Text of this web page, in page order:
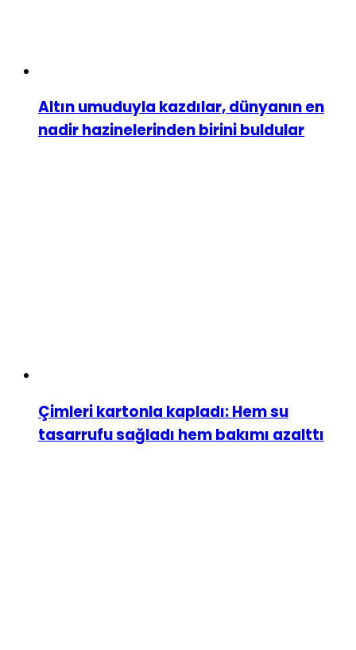
Altın umuduyla kazdılar, dünyanın en
nadir hazinelerinden birini buldular
Çimleri kartonla kapladı: Hem su
tasarrufu sağladı hem bakımı azalttı